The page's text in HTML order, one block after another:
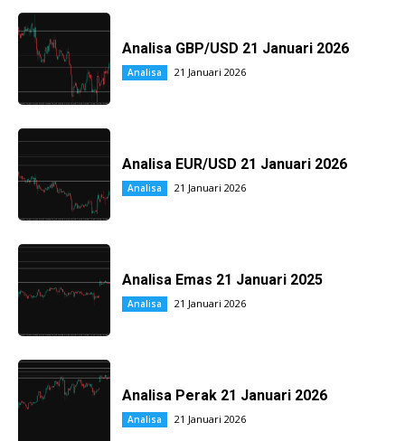
Analisa GBP/USD 21 Januari 2026
Analisa 21 Januari 2026
Analisa EUR/USD 21 Januari 2026
Analisa 21 Januari 2026
Analisa Emas 21 Januari 2025
Analisa 21 Januari 2026
Analisa Perak 21 Januari 2026
Analisa 21 Januari 2026